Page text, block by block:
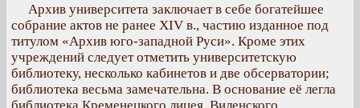
Архив университета заключает в себе богатейшее
собрание актов не ранее XIV в., частию изданное под
титулом «Архив юго-западной Руси». Кроме этих
учреждений следует отметить университетскую
библиотеку, несколько кабинетов и две обсерватории;
библиотека весьма замечательна. В основание её легла